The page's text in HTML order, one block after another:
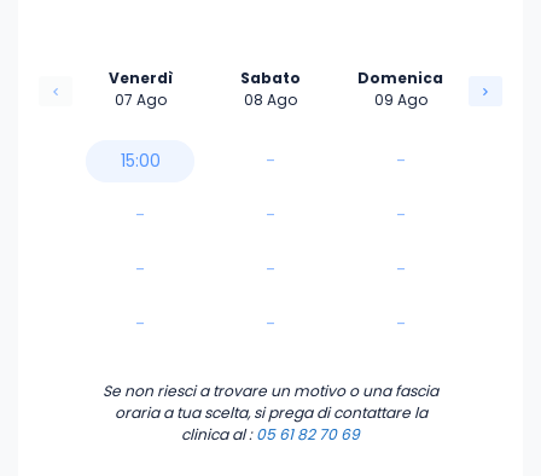
Venerdì
07 Ago
15:00
-
-
-
Sabato
08 Ago
-
-
-
-
Domenica
09 Ago
-
-
-
-
Se non riesci a trovare un motivo o una fascia
oraria a tua scelta, si prega di contattare la
clinica al :05 61 82 70 69